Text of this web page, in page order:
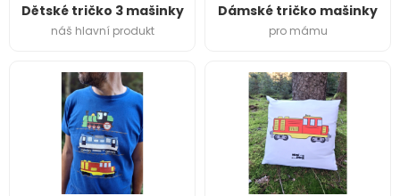
Dětské tričko 3 mašinky
náš hlavní produkt
Dámské tričko mašinky
pro mámu